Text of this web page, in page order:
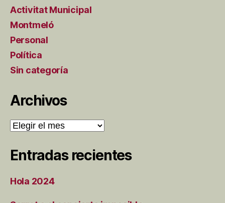
Activitat Municipal
Montmeló
Personal
Política
Sin categoría
Archivos
Archivos
Entradas recientes
Hola 2024